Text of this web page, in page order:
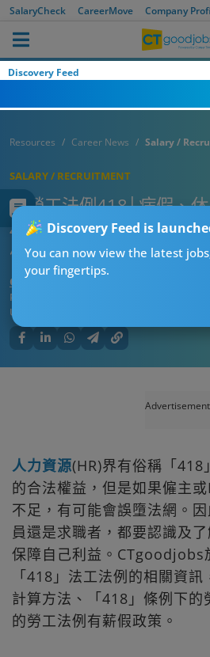
SalaryCheck CareerMove Company
Discovery Feed
Discovery Feed is
You can now view the latest
your fingertips.
Resources Career News Salary /
SALARY / RECRUITMENT
【勞工法例418│病假、
418計算方法 兼職都有有
假、食飯時間規定懶人包
CT熱話管理員
Published:
Updated:
Advertisement
人力資源(HR)界有俗稱「418
的合法權益，但是如果僱主
不足，有可能會誤墮法網。
員還是求職者，都要認識及
保障自己利益。CTgoodjobs
「418」法工法例的相關資訊
計算方法、「418」條例下的
的勞工法例有薪假政策。